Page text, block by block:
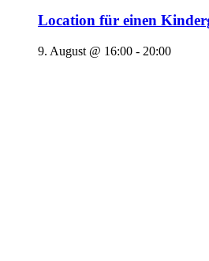
Location für einen
9. August @ 16:00 - 20:00